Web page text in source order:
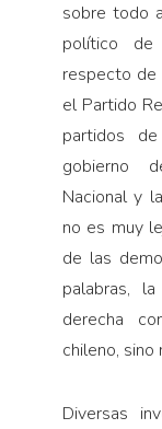
sobre todo
político
respecto de
el Partido
partidos
gobierno
Nacional y
no es muy
de las
palabras,
derecha
chileno, sino
Diversas